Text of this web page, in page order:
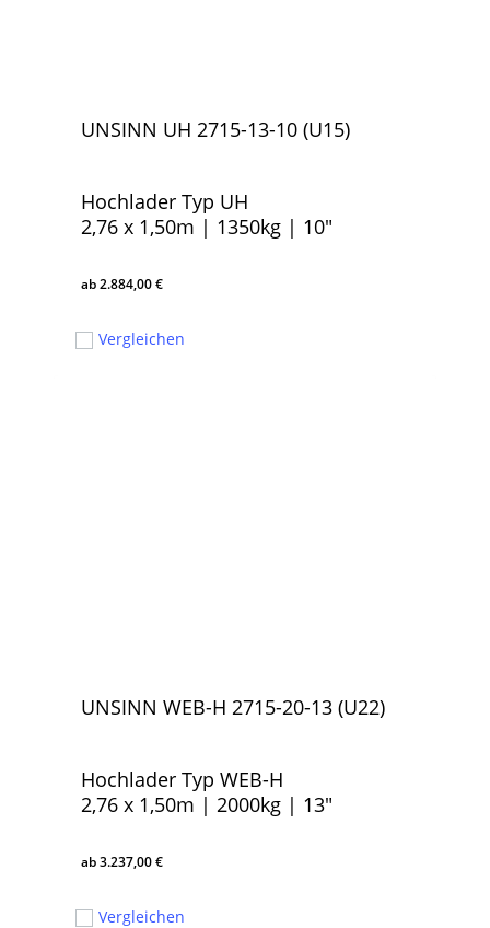
UNSINN UH 2715-13-10 (U15)
Hochlader Typ UH
2,76 x 1,50m | 1350kg | 10″
2.884,00€
Vergleichen
UNSINN WEB-H 2715-20-13 (U22)
Hochlader Typ WEB-H
2,76 x 1,50m | 2000kg | 13″
3.237,00€
Vergleichen